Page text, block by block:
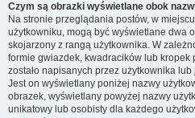
Czym są obrazki wyświetlane obok
Na stronie przeglądania postów, w
użytkowniku, mogą być wyświetlane dwa
skojarzony z rangą użytkownika. W
formie gwiazdek, kwadracików lub kropek
zostało napisanych przez użytkownika
Jest on wyświetlany poniżej nazwy
obrazek, wyświetlany powyżej nazwy
unikatowy lub osobisty dla każdego